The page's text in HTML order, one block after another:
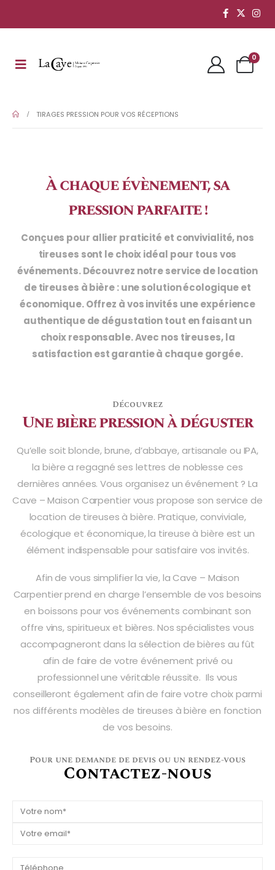
0
TIRAGES PRESSION POUR VOS RÉCEPTIONS
À chaque évènement, sa
pression parfaite !
Conçues pour allier praticité et convivialité, nos
tireuses sont le choix idéal pour tous vos
événements.Découvrez notre service de location
de tireuses à bière : une solution écologique et
économique. Offrez à vos invités une expérience
authentique de dégustation tout en faisant un
choix responsable. Avec nos tireuses, la
satisfaction est garantie à chaque gorgée.
Découvrez
Une bière pression à déguster
Qu’elle soit blonde, brune, d’abbaye, artisanale ou IPA,
la bière a regagné ses lettres de noblesse ces
dernières années. Vous organisez un événement ? La
Cave – Maison Carpentier vous propose son service de
location de tireuses à bière. Pratique, conviviale,
écologique et économique, la tireuse à bière est un
élément indispensable pour satisfaire vos invités.
Afin de vous simplifier la vie, la Cave – Maison
Carpentier prend en charge l’ensemble de vos besoins
en boissons pour vos événements combinant son
offre vins, spiritueux et bières. Nos spécialistes vous
accompagneront dans la sélection de bières au fût
afin de faire de votre événement privé ou
professionnel une véritable réussite. Ils vous
conseilleront également afin de faire votre choix parmi
nos différents modèles de tireuses à bière en fonction
de vos besoins.
Pour une demande de devis ou un rendez-vous
Contactez-nous